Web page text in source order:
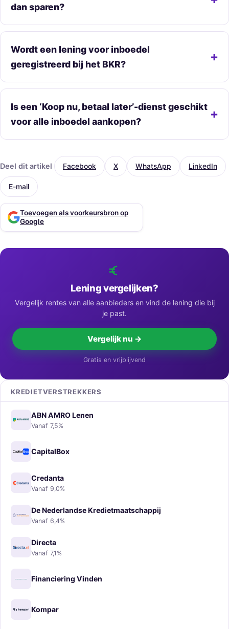
dan sparen?
Wordt een lening voor inboedel
geregistreerd bij het BKR?
Is een ‘Koop nu, betaal later’-dienst geschikt
voor alle inboedel aankopen?
Deel dit artikel Facebook X WhatsApp LinkedIn
E-mail
Toevoegen als voorkeursbron op
Google
Lening vergelijken?
Vergelijk rentes van alle aanbieders en vind de lening die bij
je past.
Vergelijk nu →
Gratis en vrijblijvend
KREDIETVERSTREKKERS
ABN AMRO Lenen
Vanaf 7,5%
CapitalBox
Credanta
Vanaf 9,0%
De Nederlandse Kredietmaatschappij
Vanaf 6,4%
Directa
Vanaf 7,1%
Financiering Vinden
Kompar